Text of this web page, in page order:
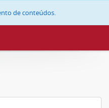
de conteúdos.